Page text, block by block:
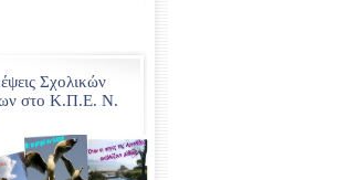
Σχολικών
στο Κ.Π.Ε. Ν.